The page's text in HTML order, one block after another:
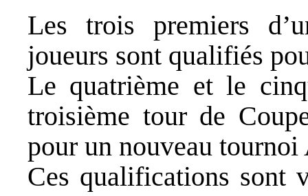
Les trois premiers
joueurs sont qualifiés
Le quatrième et le
troisième tour de
pour un nouveau tournoi
Ces qualifications sont